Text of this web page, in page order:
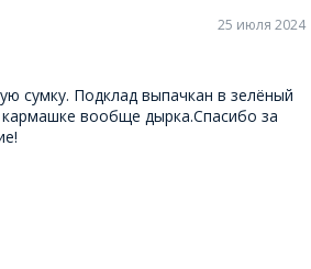
25 июля 2024
сумку. Подклад выпачкан в зелёный
вообще дырка.Спасибо за